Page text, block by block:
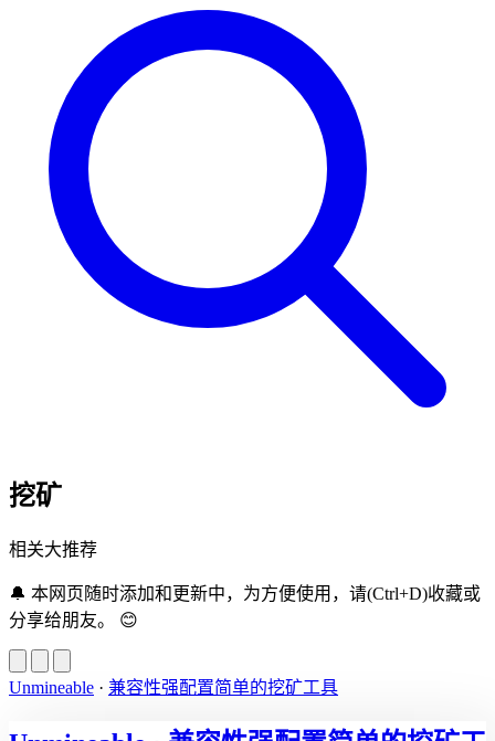
挖矿
相关大推荐
🔔 本网页随时添加和更新中，为方便使用，请(Ctrl+D)收藏或
分享给朋友。 😊
Unmineable · 兼容性强配置简单的挖矿工具